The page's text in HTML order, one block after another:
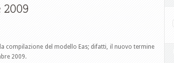
2009
compilazione del modello Eas; difatti, il nuovo termine
2009.